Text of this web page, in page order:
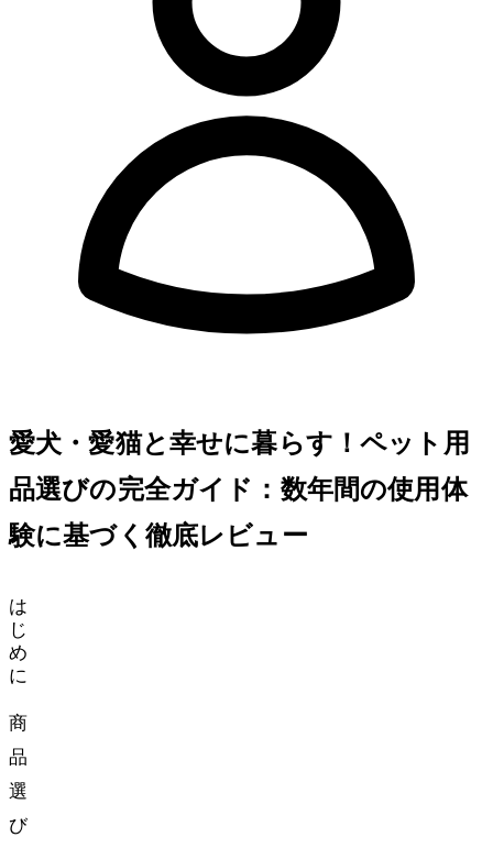
愛犬・愛猫と幸せに暮らす！ペット用
品選びの完全ガイド：数年間の使用体
験に基づく徹底レビュー
は
じ
め
に
商
品
選
び